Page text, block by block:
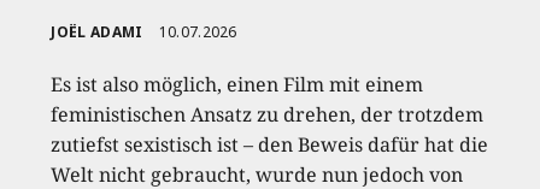
JOËL ADAMI 10.07.2026
Es ist also möglich, einen Film mit einem
feministischen Ansatz zu drehen, der trotzdem
zutiefst sexistisch ist – den Beweis dafür hat die
Welt nicht gebraucht, wurde nun jedoch von